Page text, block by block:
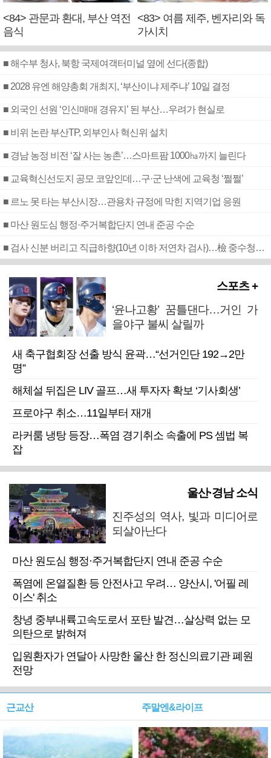
<84> 관문과 환대, 부산 역전
음식
<83> 여름 제주, 벤자리와 독
가시치
■ 해수부 청사, 북항 국제여객터미널 옆에 선다(종합)
■ 2028 유엔 해양총회 개최지, ‘부산이냐 제주냐’ 10일 결정
■ 외국인 선원 ‘인신매매 경유지’ 된 부산…우려가 현실로
■ 비위 논란 부산TP, 외부인사 혁신위 설치
■ 경남 농정 비전 ‘잘 사는 농촌’…스마트팜 1000㏊까지 늘린다
■ 교육혁신선도지 공모 코앞인데…구·군 난색에 교육청 ‘쩔쩔’
■ 르노 못 타는 부산시장…관용차 규정에 막힌 지역기업 응원
■ 마산 원도심 행정·주거복합단지 연내 준공 수순
■ 검사 신분 버리고 직급하향(10년 이하 저연차 검사)…檢 중수청행 기피
스포츠 +
‘윤나고황’ 꿈틀댄다…거인 가
을야구 불씨 살릴까
새 축구협회장 선출 방식 윤곽…“선거인단 192→2만
명”
해체설 뒤집은 LIV 골프…새 투자자 확보 ‘기사회생’
프로야구 취소…11일부터 재개
라커룸 냉탕 등장…폭염 경기취소 속출에 PS 셈법 복
잡
울산·경남 소식
진주성의 역사, 빛과 미디어로
되살아난다
마산 원도심 행정·주거복합단지 연내 준공 수순
폭염에 온열질환 등 안전사고 우려… 양산시, '어필 레
이스' 취소
창녕 중부내륙고속도로서 포탄 발견…살상력 없는 모
의탄으로 밝혀져
입원환자가 연달아 사망한 울산 한 정신의료기관 폐원
전망
근교산 주말엔&라이프